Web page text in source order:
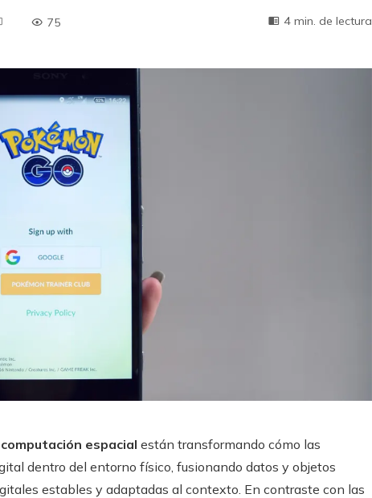
75 4 min. de lectura
computación espacial están transformando cómo las
dentro del entorno físico, fusionando datos y objetos
estables y adaptadas al contexto. En contraste con las